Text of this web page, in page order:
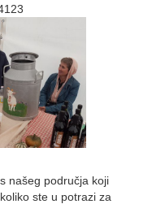
našeg područja koji
ste u potrazi za